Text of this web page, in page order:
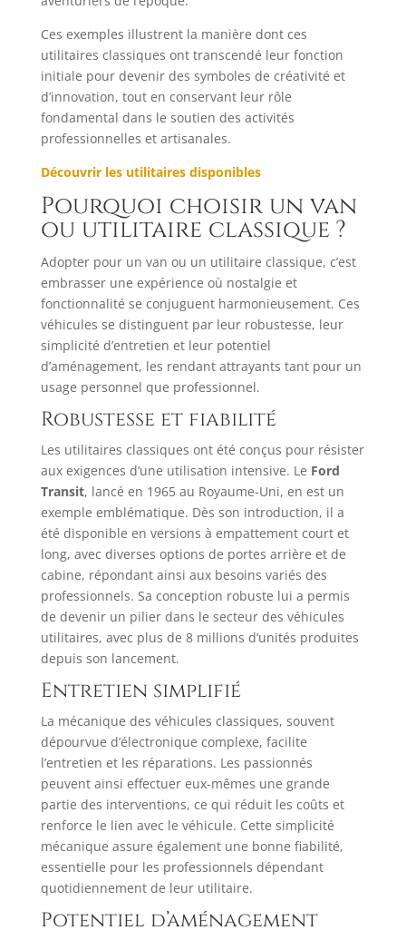
Ces exemples illustrent la manière dont ces
utilitaires classiques ont transcendé leur fonction
initiale pour devenir des symboles de créativité et
d’innovation, tout en conservant leur rôle
fondamental dans le soutien des activités
professionnelles et artisanales.
Découvrir les utilitaires disponibles
Pourquoi choisir un van
ou utilitaire classique ?
Adopter pour un van ou un utilitaire classique, c’est
embrasser une expérience où nostalgie et
fonctionnalité se conjuguent harmonieusement. Ces
véhicules se distinguent par leur robustesse, leur
simplicité d’entretien et leur potentiel
d’aménagement, les rendant attrayants tant pour un
usage personnel que professionnel.​
Robustesse et fiabilité
Les utilitaires classiques ont été conçus pour résister
aux exigences d’une utilisation intensive. Le Ford
Transit, lancé en 1965 au Royaume-Uni, en est un
exemple emblématique. Dès son introduction, il a
été disponible en versions à empattement court et
long, avec diverses options de portes arrière et de
cabine, répondant ainsi aux besoins variés des
professionnels. Sa conception robuste lui a permis
de devenir un pilier dans le secteur des véhicules
utilitaires, avec plus de 8 millions d’unités produites
depuis son lancement.
Entretien simplifié
La mécanique des véhicules classiques, souvent
dépourvue d’électronique complexe, facilite
l’entretien et les réparations. Les passionnés
peuvent ainsi effectuer eux-mêmes une grande
partie des interventions, ce qui réduit les coûts et
renforce le lien avec le véhicule. Cette simplicité
mécanique assure également une bonne fiabilité,
essentielle pour les professionnels dépendant
quotidiennement de leur utilitaire.​
Potentiel d’aménagement